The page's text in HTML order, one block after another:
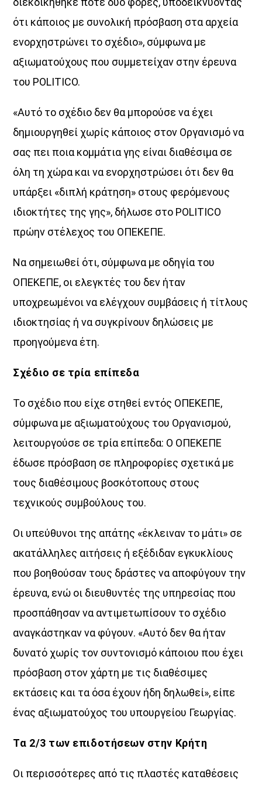
ότι κάποιος µε συνολική πρόσβαση στα αρχεία
ενορχηστρώνει το σχέδιο», σύµφωνα µε
αξιωµατούχους που συµµετείχαν στην έρευνα
του POLITICO.
«Αυτό το σχέδιο δεν θα µπορούσε να έχει
δηµιουργηθεί χωρίς κάποιος στον Οργανισµό να
σας πει ποια κοµµάτια γης είναι διαθέσιµα σε
όλη τη χώρα και να ενορχηστρώσει ότι δεν θα
υπάρξει «διπλή κράτηση» στους φερόµενους
ιδιοκτήτες της γης», δήλωσε στο POLITICO
πρώην στέλεχος του ΟΠΕΚΕΠΕ.
Να σηµειωθεί ότι, σύµφωνα µε οδηγία του
ΟΠΕΚΕΠΕ, οι ελεγκτές του δεν ήταν
υποχρεωµένοι να ελέγχουν συµβάσεις ή τίτλους
ιδιοκτησίας ή να συγκρίνουν δηλώσεις µε
προηγούµενα έτη.
Σχέδιο σε τρία επίπεδα
Το σχέδιο που είχε στηθεί εντός ΟΠΕΚΕΠΕ,
σύµφωνα µε αξιωµατούχους του Οργανισµού,
λειτουργούσε σε τρία επίπεδα: Ο ΟΠΕΚΕΠΕ
έδωσε πρόσβαση σε πληροφορίες σχετικά µε
τους διαθέσιµους βοσκότοπους στους
τεχνικούς συµβούλους του.
Οι υπεύθυνοι της απάτης «έκλειναν το µάτι» σε
ακατάλληλες αιτήσεις ή εξέδιδαν εγκυκλίους
που βοηθούσαν τους δράστες να αποφύγουν την
έρευνα, ενώ οι διευθυντές της υπηρεσίας που
προσπάθησαν να αντιµετωπίσουν το σχέδιο
αναγκάστηκαν να φύγουν. «Αυτό δεν θα ήταν
δυνατό χωρίς τον συντονισµό κάποιου που έχει
πρόσβαση στον χάρτη µε τις διαθέσιµες
εκτάσεις και τα όσα έχουν ήδη δηλωθεί», είπε
ένας αξιωµατούχος του υπουργείου Γεωργίας.
Τα 2/3 των επιδοτήσεων στην Κρήτη
Οι περισσότερες από τις πλαστές καταθέσεις